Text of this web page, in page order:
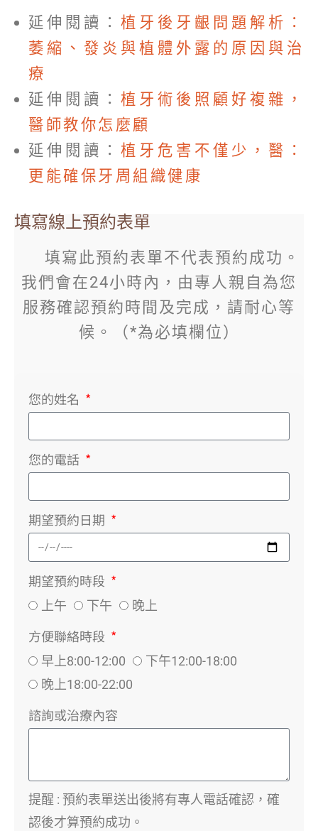
延伸閱讀： 植牙後牙齦問題解析：
萎縮、發炎與植體外露的原因與治
療
延伸閱讀： 植牙術後照顧好複雜，
醫師教你怎麼顧
延伸閱讀： 植牙危害不僅少，醫：
更能確保牙周組織健康
填寫線上預約表單
填寫此預約表單不代表預約成功。
我們會在24小時內，由專人親自為您
服務確認預約時間及完成，請耐心等
候。（*為必填欄位）
您的姓名
您的電話
期望預約日期
期望預約時段
上午 下午 晚上
方便聯絡時段
早上8:00-12:00
下午12:00-18:00
晚上18:00-22:00
諮詢或治療內容
提醒 : 預約表單送出後將有專人電話確認，確
認後才算預約成功。